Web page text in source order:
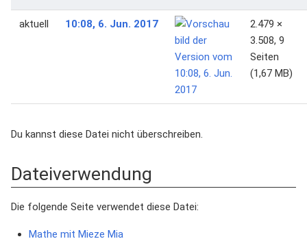
aktuell 10:08, 6. Jun. 2017
2.479 ×
3.508, 9
Seiten
(1,67 MB)
Du kannst diese Datei nicht überschreiben.
Dateiverwendung
Die folgende Seite verwendet diese Datei:
Mathe mit Mieze Mia